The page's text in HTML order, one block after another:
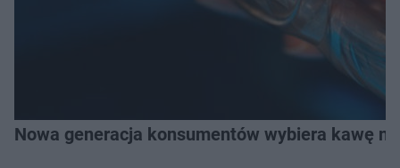
Nowa generacja konsumentów wybiera kawę